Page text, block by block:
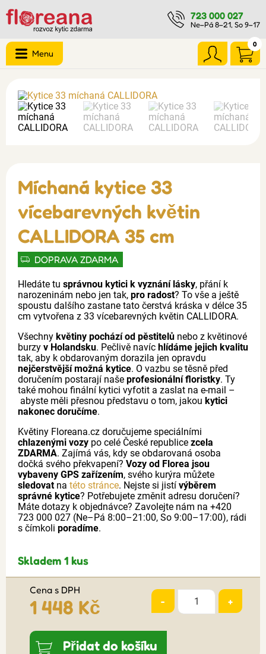
723 000 027
Ne–Pá 8–21, So 9–17
0
Menu
Míchaná kytice 33
vícebarevných květin
CALLIDORA 35 cm
DOPRAVA ZDARMA
Hledáte tu správnou kytici k vyznání lásky, přání k
narozeninám nebo jen tak, pro radost? To vše a ještě
spoustu dalšího zastane tato čerstvá kráska v délce 35
cm vytvořena z 33 vícebarevných květin CALLIDORA.
Všechny květiny pochází od pěstitelů nebo z květinové
burzy v Holandsku. Pečlivě navíc hlídáme jejich kvalitu
tak, aby k obdarovaným dorazila jen opravdu
nejčerstvější možná kytice. O vazbu se těsně před
doručením postarají naše profesionální floristky. Ty
také mohou finální kytici vyfotit a zaslat na e-mail –
abyste měli přesnou představu o tom, jakou kytici
nakonec doručíme.
Květiny Floreana.cz doručujeme speciálními
chlazenými vozy po celé České republice zcela
ZDARMA. Zajímá vás, kdy se obdarovaná osoba
dočká svého překvapení? Vozy od Florea jsou
vybaveny GPS zařízením, svého kurýra můžete
sledovatna této stránce. Nejste si jistí výběrem
správné kytice? Potřebujete změnit adresu doručení?
Máte dotazy k objednávce? Zavolejte nám na +420
723 000 027 (Ne–Pá 8:00–21:00, So 9:00–17:00), rádi
s čímkoli poradíme.
Skladem 1 kus
Cena s DPH
1 448 Kč - +
Přidat do košíku